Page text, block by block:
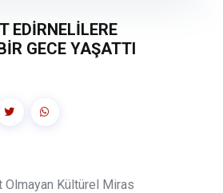
EDİRNELİLERE
GECE YAŞATTI
Olmayan Kültürel Miras